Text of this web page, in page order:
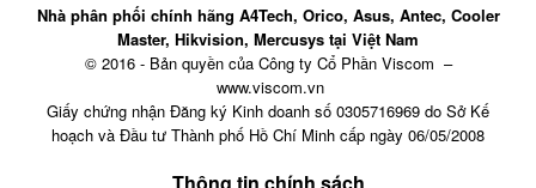
Nhà phân phối chính hãng A4Tech, Orico, Asus, Antec, Cooler
Master, Hikvision, Mercusys tại Việt Nam
© 2016 - Bản quyền của Công ty Cổ Phần Viscom –
www.viscom.vn
Giấy chứng nhận Đăng ký Kinh doanh số 0305716969 do Sở Kế
hoạch và Đầu tư Thành phố Hồ Chí Minh cấp ngày 06/05/2008